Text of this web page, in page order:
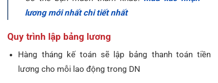
lương mới nhất chi tiết nhất
Quy trình lập bảng lương
Hàng tháng kế toán sẽ lập bảng thanh toán tiền
lương cho mỗi lao động trong DN